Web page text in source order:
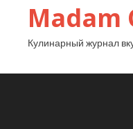
Madam
Кулинарный журнал